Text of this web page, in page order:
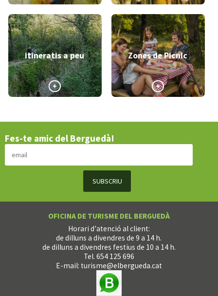
itineratis a peu Zones de Picnic
Fes-te amic del Berguedà!
OFICINA DE TURISME DEL BERGUEDÀ
Horari d'atenció al client:
de dilluns a divendres de 9 a 14 h.
de dilluns a divendres festius de 10 a 14 h.
Tel. 654 125 696
E-mail: turisme@elbergueda.cat